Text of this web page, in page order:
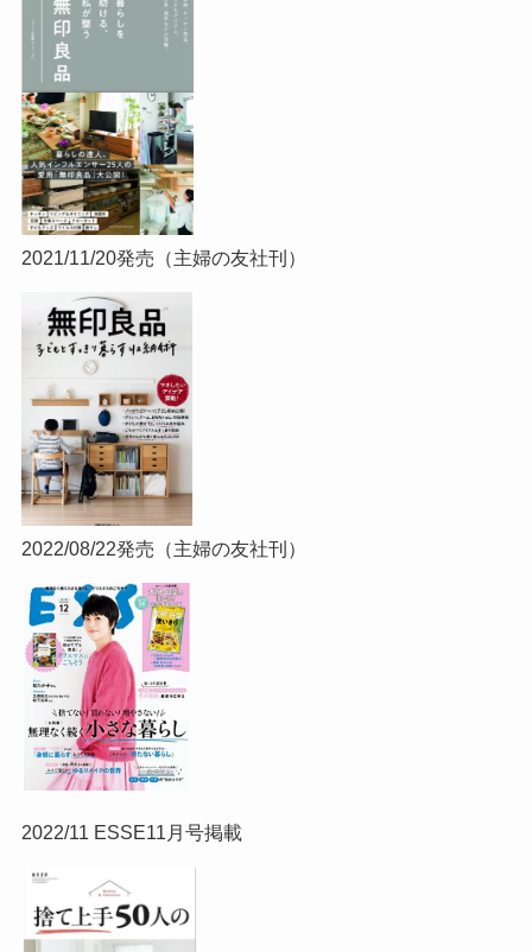
2021/11/20発売（主婦の友社刊）
2022/08/22発売（主婦の友社刊）
2022/11 ESSE11月号掲載